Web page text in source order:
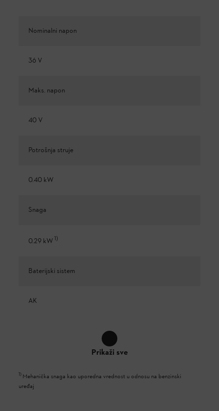
Nominalni napon
36 V
Maks. napon
40 V
Potrošnja struje
0.40 kW
Snaga
0.29 kW1)
Baterijski sistem
AK
Prikaži sve
1) Mehanička snaga kao uporedna vrednost u odnosu na benzinski
uređaj